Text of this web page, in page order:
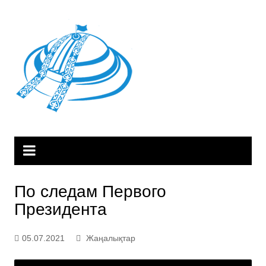
По следам Первого
Президента
05.07.2021 Жаңалықтар